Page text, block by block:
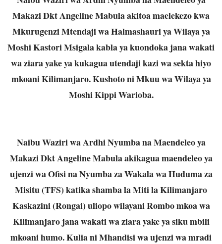
Makazi Dkt Angeline Mabula akitoa maelekezo kwa
Mkurugenzi Mtendaji wa Halmashauri ya Wilaya ya
Moshi Kastori Msigala kabla ya kuondoka jana wakati
wa ziara yake ya kukagua utendaji kazi wa sekta hiyo
mkoani Kilimanjaro. Kushoto ni Mkuu wa Wilaya ya
Moshi Kippi Warioba.
Naibu Waziri wa Ardhi Nyumba na Maendeleo ya
Makazi Dkt Angeline Mabula akikagua maendeleo ya
ujenzi wa Ofisi na Nyumba za Wakala wa Huduma za
Misitu (TFS) katika shamba la Miti la Kilimanjaro
Kaskazini (Rongai) uliopo wilayani Rombo mkoa wa
Kilimanjaro jana wakati wa ziara yake ya siku mbili
mkoani humo. Kulia ni Mhandisi wa ujenzi wa mradi